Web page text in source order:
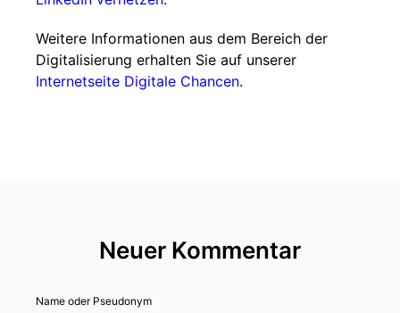
Weitere Informationen aus dem Bereich der
Digitalisierung erhalten Sie auf unserer
Internetseite Digitale Chancen.
Neuer Kommentar
Name oder Pseudonym